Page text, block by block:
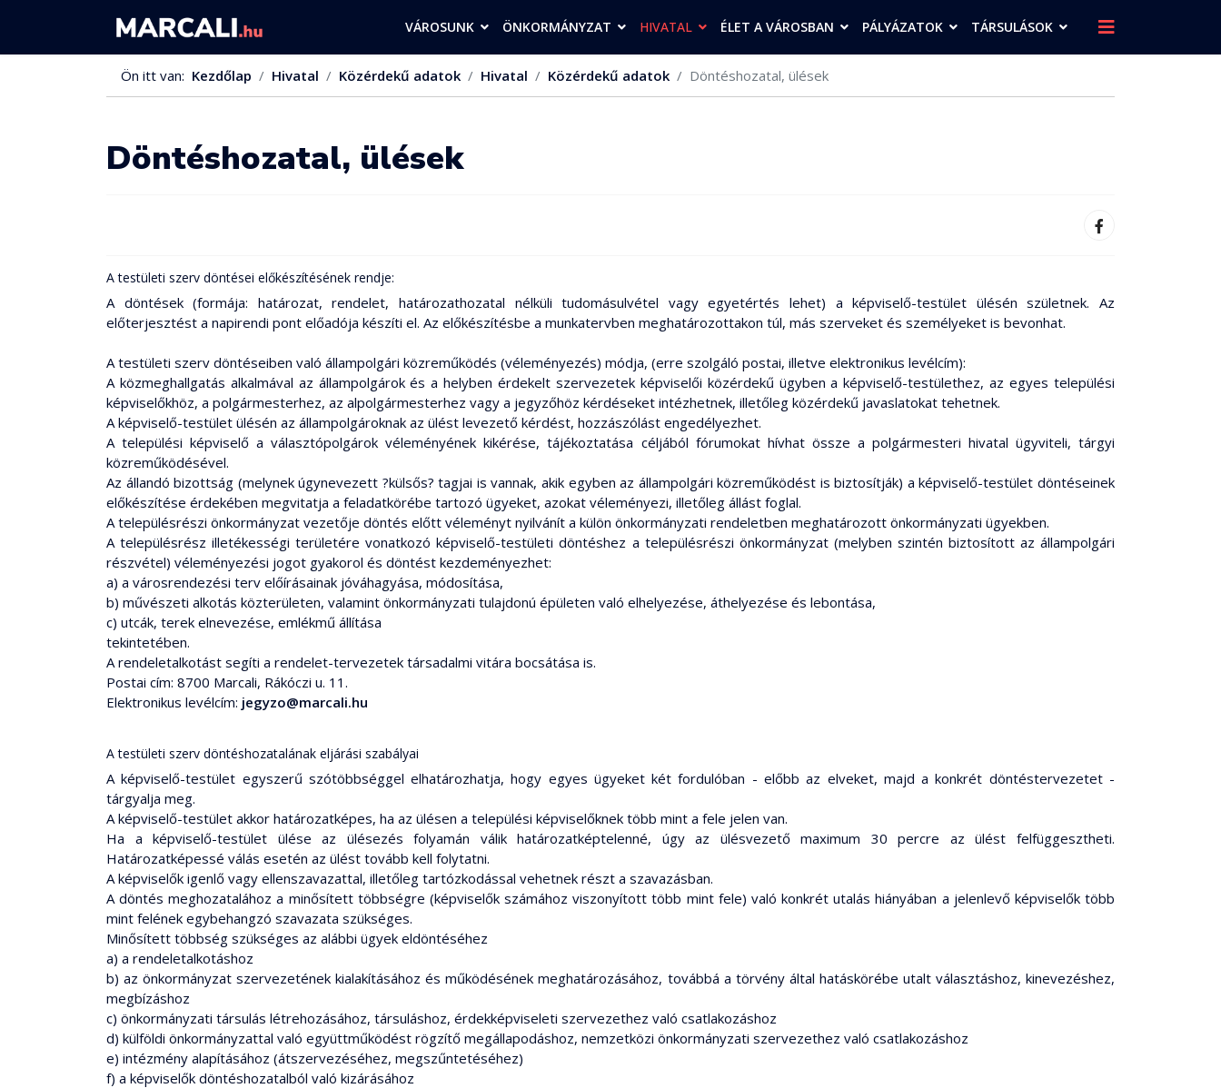
VÁROSUNK ÖNKORMÁNYZAT HIVATAL ÉLET A VÁROSBAN PÁLYÁZATOK TÁRSULÁSOK
Ön itt van: Kezdőlap Hivatal Közérdekű adatok Hivatal Közérdekű adatok Döntéshozatal, ülések
Döntéshozatal, ülések
A testületi szerv döntései előkészítésének rendje:
A döntések (formája: határozat, rendelet, határozathozatal nélküli tudomásulvétel vagy egyetértés lehet) a képviselő-testület ülésén születnek. Az
előterjesztést a napirendi pont előadója készíti el. Az előkészítésbe a munkatervben meghatározottakon túl, más szerveket és személyeket is bevonhat.
A testületi szerv döntéseiben való állampolgári közreműködés (véleményezés) módja, (erre szolgáló postai, illetve elektronikus levélcím):
A közmeghallgatás alkalmával az állampolgárok és a helyben érdekelt szervezetek képviselői közérdekű ügyben a képviselő-testülethez, az egyes települési
képviselőkhöz, a polgármesterhez, az alpolgármesterhez vagy a jegyzőhöz kérdéseket intézhetnek, illetőleg közérdekű javaslatokat tehetnek.
A képviselő-testület ülésén az állampolgároknak az ülést levezető kérdést, hozzászólást engedélyezhet.
A települési képviselő a választópolgárok véleményének kikérése, tájékoztatása céljából fórumokat hívhat össze a polgármesteri hivatal ügyviteli, tárgyi
közreműködésével.
Az állandó bizottság (melynek úgynevezett ?külsős? tagjai is vannak, akik egyben az állampolgári közreműködést is biztosítják) a képviselő-testület döntéseinek
előkészítése érdekében megvitatja a feladatkörébe tartozó ügyeket, azokat véleményezi, illetőleg állást foglal.
A településrészi önkormányzat vezetője döntés előtt véleményt nyilvánít a külön önkormányzati rendeletben meghatározott önkormányzati ügyekben.
A településrész illetékességi területére vonatkozó képviselő-testületi döntéshez a településrészi önkormányzat (melyben szintén biztosított az állampolgári
részvétel) véleményezési jogot gyakorol és döntést kezdeményezhet:
a) a városrendezési terv előírásainak jóváhagyása, módosítása,
b) művészeti alkotás közterületen, valamint önkormányzati tulajdonú épületen való elhelyezése, áthelyezése és lebontása,
c) utcák, terek elnevezése, emlékmű állítása
tekintetében.
A rendeletalkotást segíti a rendelet-tervezetek társadalmi vitára bocsátása is.
Postai cím: 8700 Marcali, Rákóczi u. 11.
Elektronikus levélcím: jegyzo@marcali.hu
A testületi szerv döntéshozatalának eljárási szabályai
A képviselő-testület egyszerű szótöbbséggel elhatározhatja, hogy egyes ügyeket két fordulóban - előbb az elveket, majd a konkrét döntéstervezetet -
tárgyalja meg.
A képviselő-testület akkor határozatképes, ha az ülésen a települési képviselőknek több mint a fele jelen van.
Ha a képviselő-testület ülése az ülésezés folyamán válik határozatképtelenné, úgy az ülésvezető maximum 30 percre az ülést felfüggesztheti.
Határozatképessé válás esetén az ülést tovább kell folytatni.
A képviselők igenlő vagy ellenszavazattal, illetőleg tartózkodással vehetnek részt a szavazásban.
A döntés meghozatalához a minősített többségre (képviselők számához viszonyított több mint fele) való konkrét utalás hiányában a jelenlevő képviselők több
mint felének egybehangzó szavazata szükséges.
Minősített többség szükséges az alábbi ügyek eldöntéséhez
a) a rendeletalkotáshoz
b) az önkormányzat szervezetének kialakításához és működésének meghatározásához, továbbá a törvény által hatáskörébe utalt választáshoz, kinevezéshez,
megbízáshoz
c) önkormányzati társulás létrehozásához, társuláshoz, érdekképviseleti szervezethez való csatlakozáshoz
d) külföldi önkormányzattal való együttműködést rögzítő megállapodáshoz, nemzetközi önkormányzati szervezethez való csatlakozáshoz
e) intézmény alapításához (átszervezéséhez, megszűntetéséhez)
f) a képviselők döntéshozatalból való kizárásához